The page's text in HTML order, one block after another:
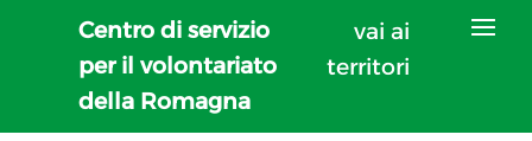
Centro di servizio
per il volontariato
della Romagna
vai ai
territori